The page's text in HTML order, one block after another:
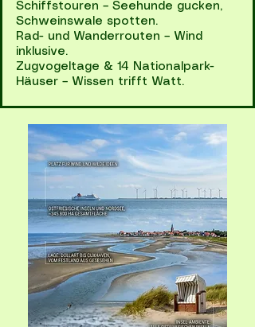
Schiffstouren – Seehunde gucken,
Schweinswale spotten.
Rad- und Wanderrouten – Wind
inklusive.
Zugvogeltage & 14 Nationalpark-
Häuser – Wissen trifft Watt.